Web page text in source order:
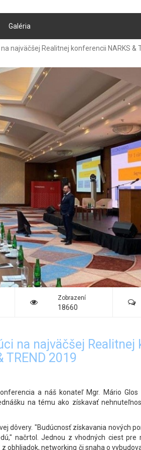
Galéria
najväčšej Realitnej konferencii NARKS &
Zobrazení
18660
na najväčšej
TREND 2019
a náš konateľ Mgr. Mário
na tému ako získavať
dôvery. "Budúcnosť získavania nových
načrtol. Jednou z vhodných ciest pre
obhliadok, networking či snaha o